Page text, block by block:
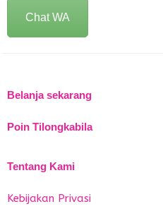
Chat WA
Belanja sekarang
Poin Tilongkabila
Tentang Kami
Kebijakan Privasi